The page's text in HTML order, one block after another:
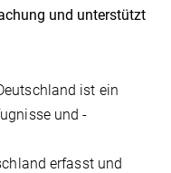
und unterstützt
ist ein
und -
erfasst und